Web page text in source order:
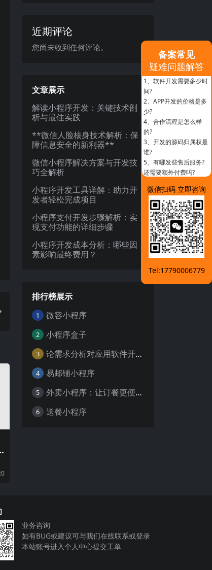
近期评论
您尚未收到任何评论。
文章展示
解读小程序开发：关键技术剖
析与最佳实践
**微信人脸核身技术解析：保
障信息安全的新利器**
微信小程序解决方案与开发技
巧全解析
小程序开发工具详解：助力开
发者轻松完成项目
小程序支付开发步骤解析：实
现支付功能的详细步骤
小程序开发成本分析：哪些因
素影响最终费用？
排行榜展示
1 微容小程序
2 小程序盒子
3 论需求分析对应用软件开发的重要性
4 易邮铺小程序
5 外卖小程序：让订餐更便捷，吃货的福音
6 送餐小程序
业务咨询
如有BUG或建议可与我们在线联系或登录
本站账号进入个人中心提交工单
备案常见
疑难问题解答
1、 软件开发需要多少时
间?
2、 APP开发的价格是多
少?
4、 合作流程是怎么样
的?
3、 开发的源码归属权是
谁?
5、 有哪发些售后服务?
还需要额外付费吗?
微信扫码 立即咨询
Tel:17790006779